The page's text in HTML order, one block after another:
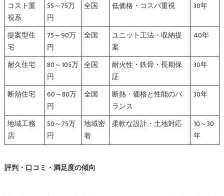
コスト重
視系
55～75万
円
全国 低価格・コスパ重視 30年
提案型住
宅
75～90万
円
全国
ユニット工法・収納提
案
40年
耐久住宅
80～105万
円
全国
耐火性・鉄骨・長期保
証
30年
断熱住宅
60～80万
円
全国
断熱・価格と性能のバ
ランス
30年
地域工務
店
50～75万
円
地域密
着
柔軟な設計・土地対応
10～30
年
評判・口コミ・満足度の傾向